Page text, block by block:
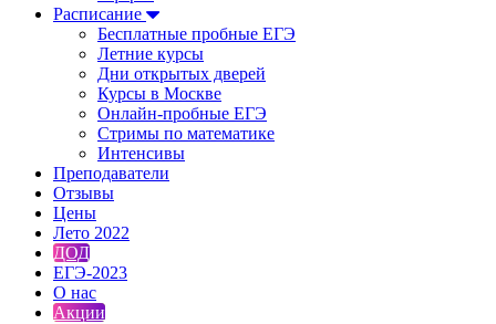
Расписание
Бесплатные пробные ЕГЭ
Летние курсы
Дни открытых дверей
Курсы в Москве
Онлайн-пробные ЕГЭ
Стримы по математике
Интенсивы
Преподаватели
Отзывы
Цены
Лето 2022
ДОД
ЕГЭ-2023
О нас
Акции